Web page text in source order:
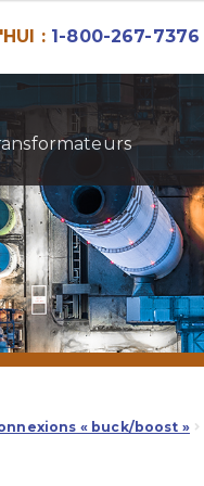
: 1-800-267-7376
« buck/boost »